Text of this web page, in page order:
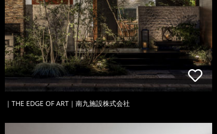
｜THE EDGE OF ART｜南九施設株式会社